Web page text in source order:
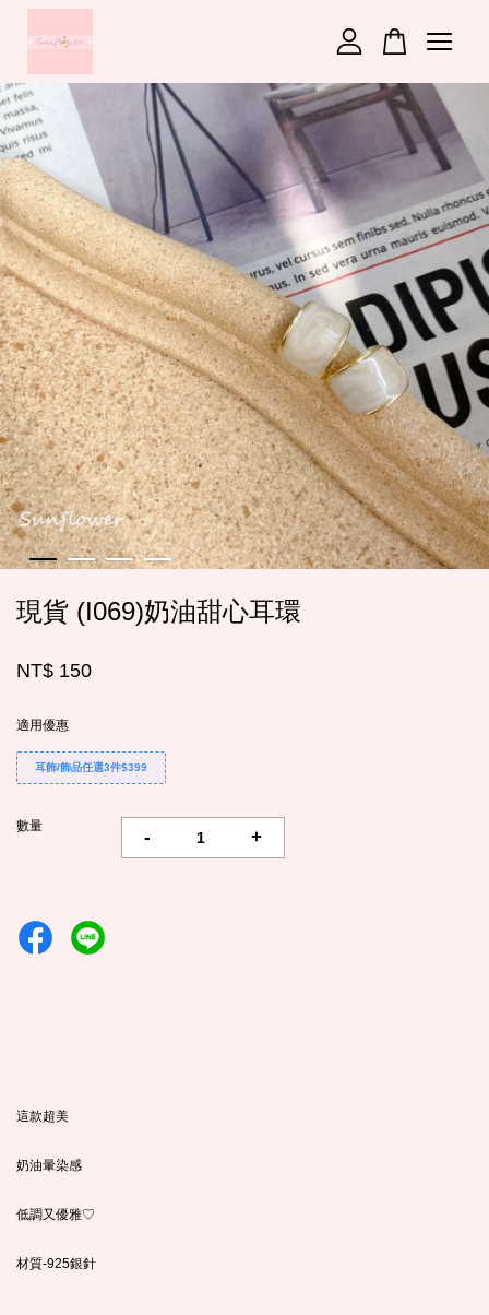
現貨 (I069)奶油甜心耳環
NT$ 150
適用優惠
耳飾/飾品任選3件$399
數量
- +
這款超美
奶油暈染感
低調又優雅♡
材質-925銀針
您的購物車目前還是空的。
繼續購物